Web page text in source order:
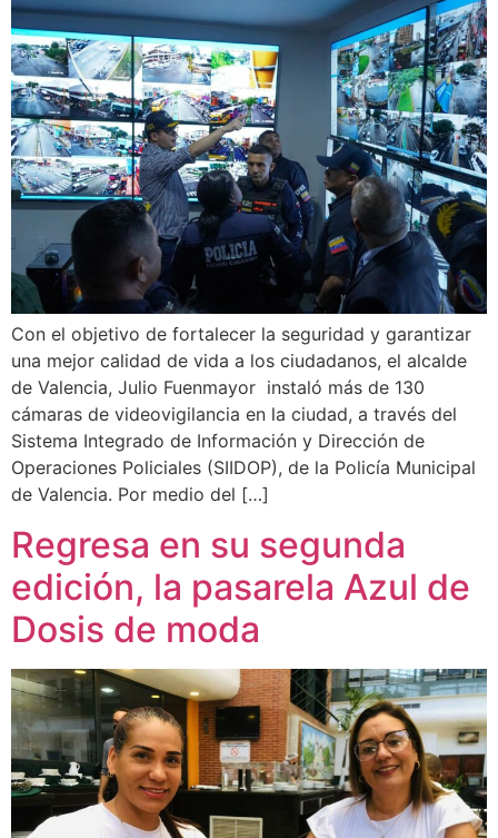
Con el objetivo de fortalecer la seguridad y garantizar
una mejor calidad de vida a los ciudadanos, el alcalde
de Valencia, Julio Fuenmayor instaló más de 130
cámaras de videovigilancia en la ciudad, a través del
Sistema Integrado de Información y Dirección de
Operaciones Policiales (SIIDOP), de la Policía Municipal
de Valencia. Por medio del […]
Regresa en su segunda
edición, la pasarela Azul de
Dosis de moda